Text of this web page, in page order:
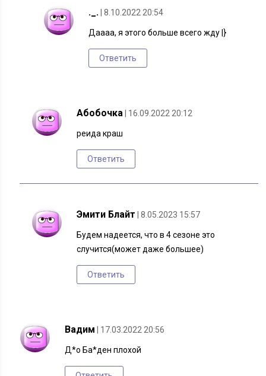
._. | 8.10.2022 20:54
Даааа, я этого больше всего жду |}
Ответить
Абобочка | 16.09.2022 20:12
реида краш
Ответить
Эмити Блайт | 8.05.2023 15:57
Будем надеется, что в 4 сезоне это
случится(может даже большее)
Ответить
Вадим | 17.03.2022 20:56
Д*о Ба*ден плохой